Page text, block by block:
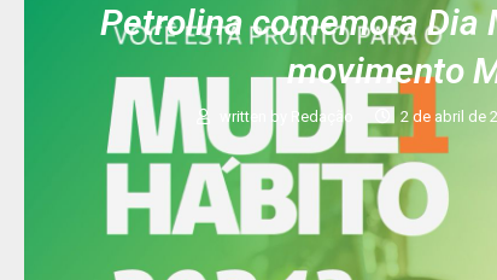
Petrolina comemora Dia
movimento
written by Redação 2 de abril de